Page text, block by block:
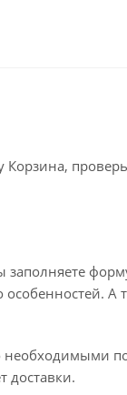
А
необходимыми
доставки.